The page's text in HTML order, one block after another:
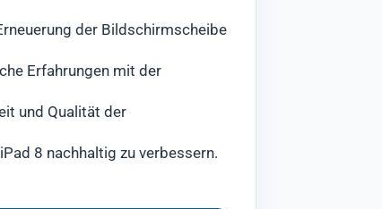
neue Glas an das Display-
der Bildschirmscheibe
Erfahrungen mit der
und Qualität der
8 nachhaltig zu verbessern.